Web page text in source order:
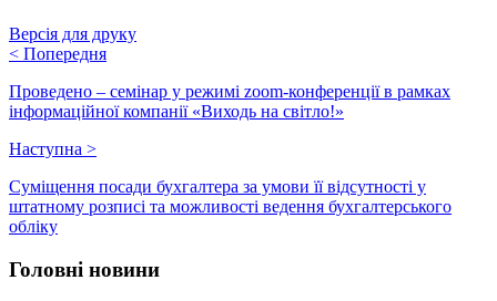
Версія для друку
< Попередня
Проведено – семінар у режимі zoom-конференції в рамках
інформаційної компанії «Виходь на світло!»
Наступна >
Суміщення посади бухгалтера за умови її відсутності у
штатному розписі та можливості ведення бухгалтерського
обліку
Головні новини